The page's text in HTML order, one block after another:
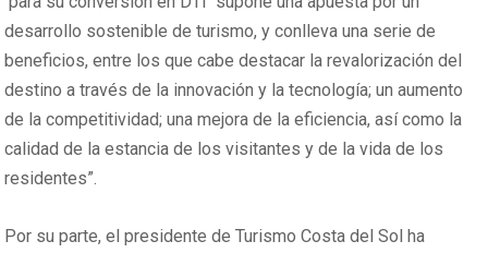
desarrollo sostenible de turismo, y conlleva una serie de
beneficios, entre los que cabe destacar la revalorización del
destino a través de la innovación y la tecnología; un aumento
de la competitividad; una mejora de la eficiencia, así como la
calidad de la estancia de los visitantes y de la vida de los
residentes”.
Por su parte, el presidente de Turismo Costa del Sol ha